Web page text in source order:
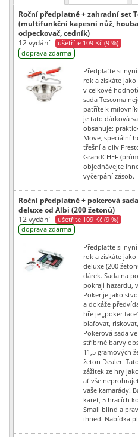
Roční předplatné + zahradní set
(multifunkční kapesní nůž,
odpeckovač, cedník)
12 vydání
ušetříte 109 Kč (9 %)
doprava zdarma
Předplaťte si
rok a získáte
v celkové
sada Tescoma
patříte k
je tato dárková
obsahuje:
Move, speciální
třešní a oliv
GrandCHEF
objednávejte
vyčerpání zásob.
Roční předplatné + pokerová
deluxe od Albi (200 žetonů)
12 vydání
ušetříte 109 Kč (9 %)
doprava zdarma
Předplaťte si
rok a získáte
deluxe (200
dárek. Sada na
pokraji hazardu,
Poker je jako
a dokáže
hře je „poker
blafovat,
Pokerová sada
stříbrné barvy
11,5 gramových
žeton Dealer.
zážitek ze hry
ať vše
vaše kamarády!
karet, 5 hracích
Small blind a
ihned. Nabídka